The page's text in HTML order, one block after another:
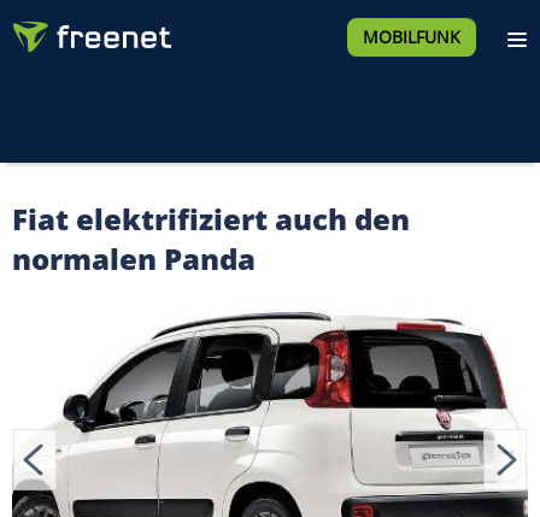
MOBILFUNK
Fiat elektrifiziert auch den
normalen Panda